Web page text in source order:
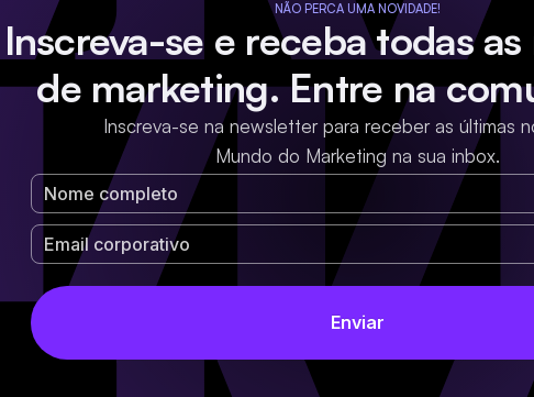
NÃO PERCA UMA NOVIDADE!
Inscreva-se e receba todas
de marketing. Entre na
Inscreva-se na newsletter para receber as últimas
Mundo do Marketing na sua inbox.